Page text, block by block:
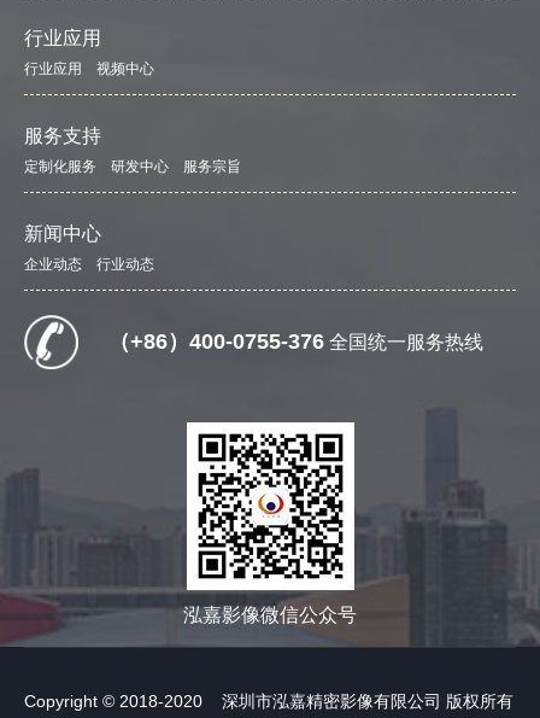
行业应用
行业应用 视频中心
服务支持
定制化服务 研发中心 服务宗旨
新闻中心
企业动态 行业动态
（+86）400-0755-376 全国统一服务热线
泓嘉影像微信公众号
Copyright © 2018-2020 深圳市泓嘉精密影像有限公司 版权所有